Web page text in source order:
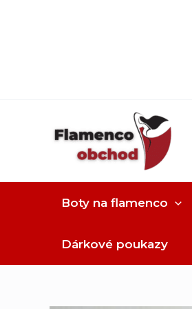
Boty na flamenco
Dárkové poukazy